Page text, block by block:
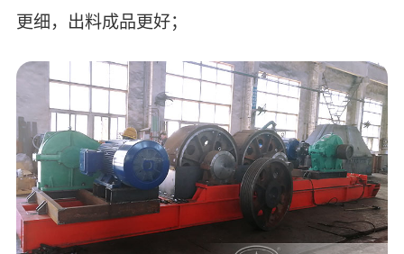
更细，出料成品更好；